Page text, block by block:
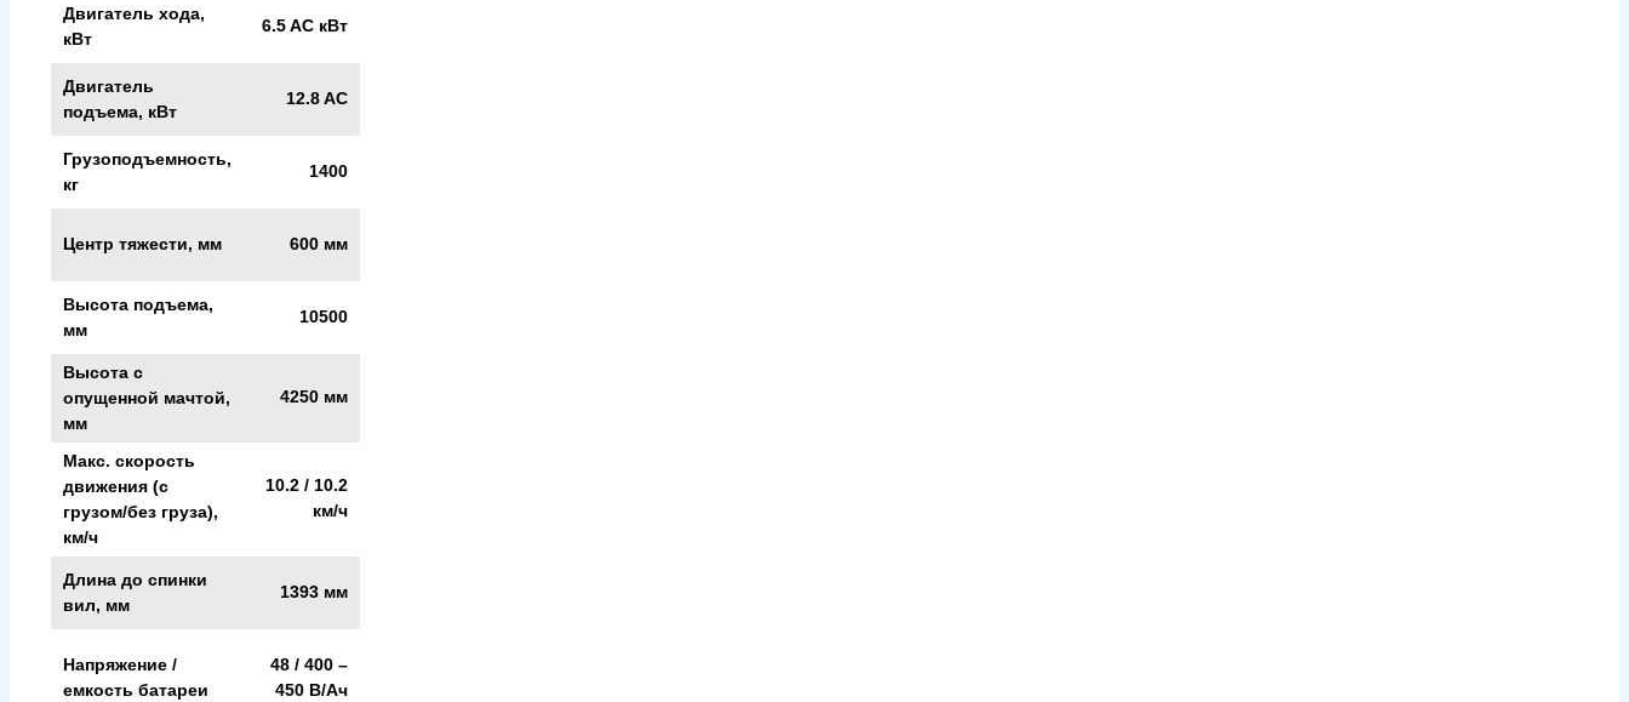
Двигатель хода,
кВт
6.5 AC кВт
Двигатель
подъема, кВт
12.8 AC
Грузоподъемность,
кг
1400
Центр тяжести, мм 600 мм
Высота подъема,
мм
10500
Высота с
опущенной мачтой,
мм
4250 мм
Макс. скорость
движения (с
грузом/без груза),
км/ч
10.2 / 10.2
км/ч
Длина до спинки
вил, мм
1393 мм
Напряжение /
емкость батареи
48 / 400 –
450 В/Ач